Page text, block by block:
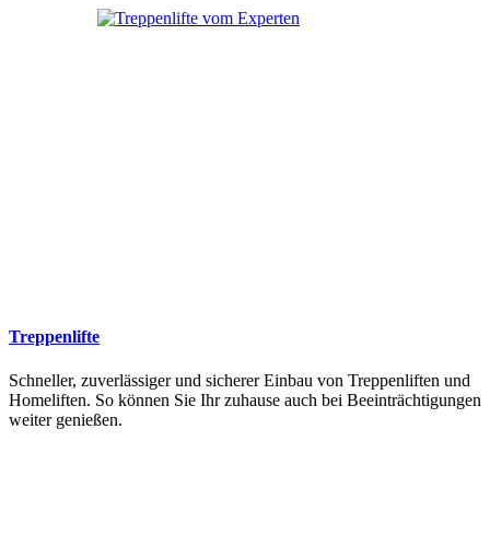
Treppenlifte
Schneller, zuverlässiger und sicherer Einbau von Treppenliften und
Homeliften. So können Sie Ihr zuhause auch bei Beeinträchtigungen
weiter genießen.